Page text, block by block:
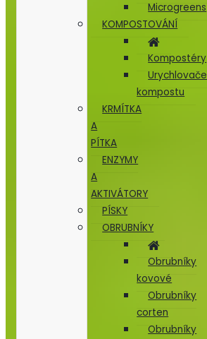
Microgreens
KOMPOSTOVÁNÍ
Kompostéry
Urychlovače
kompostu
KRMÍTKA
A
PÍTKA
ENZYMY
A
AKTIVÁTORY
PÍSKY
OBRUBNÍKY
Obrubníky
kovové
Obrubníky
corten
Obrubníky